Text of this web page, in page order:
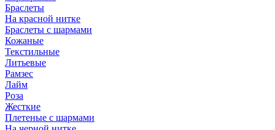
Браслеты
На красной нитке
Браслеты с шармами
Кожаные
Текстильные
Литьевые
Рамзес
Лайм
Роза
Жесткие
Плетеные с шармами